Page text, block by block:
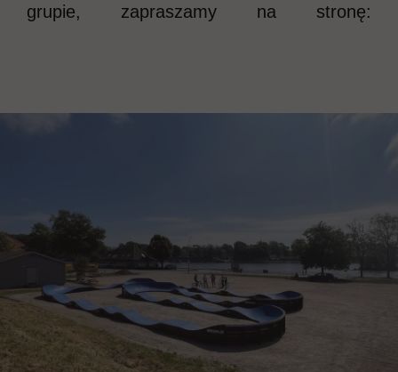
grupie, zapraszamy na stronę: